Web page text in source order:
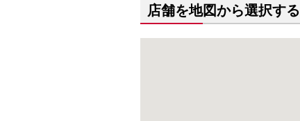
店舗を地図から選択する